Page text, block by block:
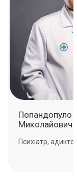
Попандопуло
Миколайович
Психіатр,